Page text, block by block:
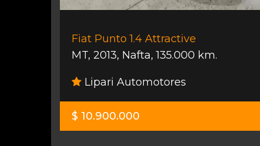
Fiat Punto 1.4 Attractive
MT, 2013, Nafta,135.000 km.
Lipari Automotores
$ 10.900.000